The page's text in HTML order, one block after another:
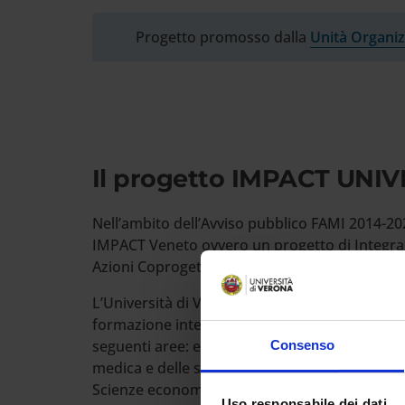
Consenso
Progetto promosso dalla Unità
Il progetto IMPACT
Nell’ambito dell’Avviso pubblico FAMI
IMPACT Veneto ovvero un progetto di
Azioni Coprogettate sul territorio Veneto.
L’Università di Verona partecipa al progetto
formazione interdisciplinare universitaria.
seguenti aree: economico-giuridica,
medica e delle scienze motorie. I
Scienze economiche, Scienze giuridiche,